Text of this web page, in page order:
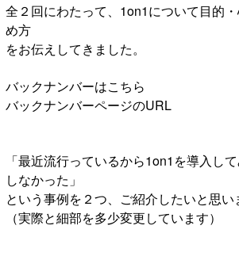
全２回にわたって、1on1について目的
め方
をお伝えしてきました。
バックナンバーはこちら
バックナンバーページのURL
「最近流行っているから1on1を導入し
しなかった」
という事例を２つ、ご紹介したいと思い
（実際と細部を多少変更しています）